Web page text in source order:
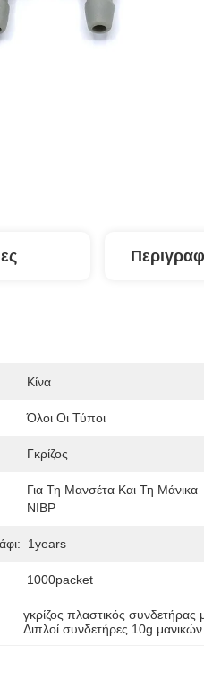
Κίνα
Όλοι Οι Τύποι
Γκρίζος
Για Τη Μανσέτα Και Τη Μάνικα
NIBP
1years
1000packet
γκρίζος πλαστικός
Διπλοί συνδετήρες 10g